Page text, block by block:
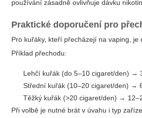
používání zásadně ovlivňuje dávku
Praktické doporučení pro
Pro kuřáky, kteří přecházejí na vaping,
Příklad přechodu:
Lehčí kuřák (do 5–10 cigaret/den) →
Střední kuřák (10–20 cigaret/den) →
Těžký kuřák (>20 cigaret/den) →
Při volbě je nutné brát v úvahu i typ